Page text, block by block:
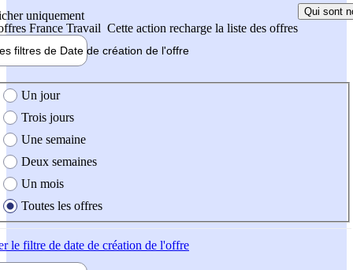
uniquement
France Travail Cette action recharge la liste des offres
Qui sont
filtres de Date de création de l'offre
création de l'offre
Un jour
Trois jours
Une semaine
Deux semaines
Un mois
Toutes les offres
le filtre de date de création de l'offre